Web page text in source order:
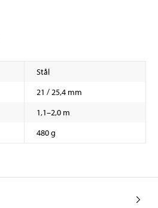
Stål
21 / 25,4 mm
1,1–2,0 m
480 g